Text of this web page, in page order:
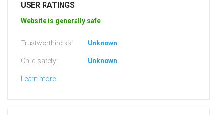
USER RATINGS
Website is generally safe
Trustworthiness: Unknown
Child safety: Unknown
Learn more